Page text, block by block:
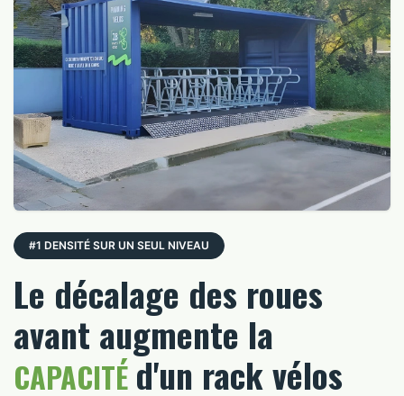
#1 DENSITÉ SUR UN SEUL NIVEAU
Le décalage des roues
avant augmente la
CAPACITÉ d'un rack vélos